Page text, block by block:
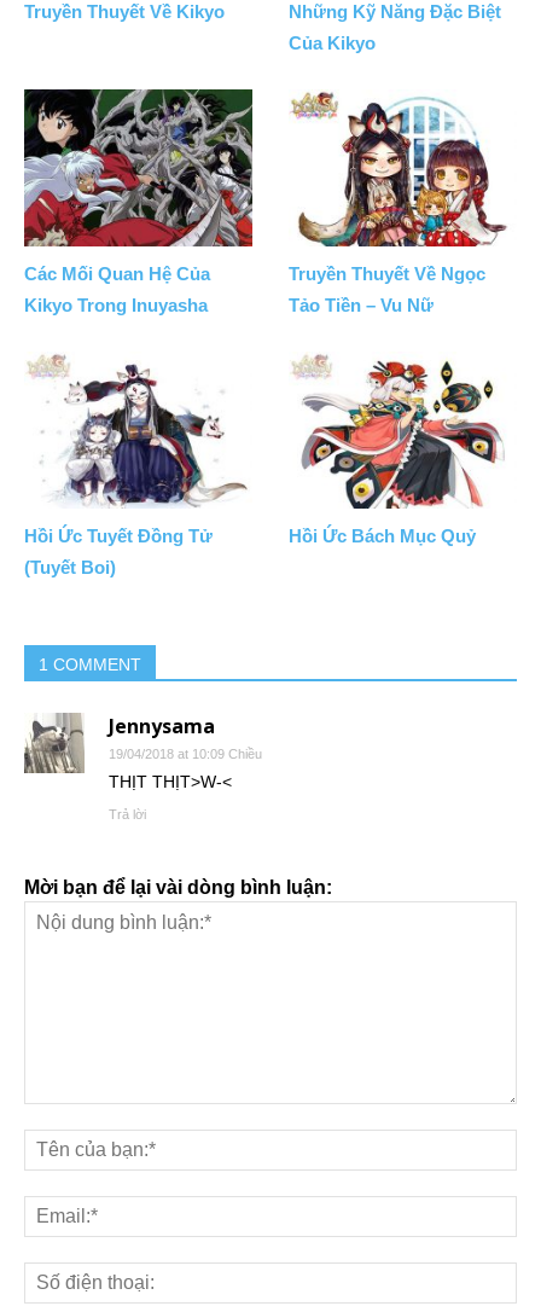
Truyền Thuyết Về Kikyo
Những Kỹ Năng Đặc Biệt
Của Kikyo
Các Mối Quan Hệ Của
Kikyo Trong Inuyasha
Truyền Thuyết Về Ngọc
Tảo Tiền – Vu Nữ
Hồi Ức Tuyết Đồng Tử
(Tuyết Boi)
Hồi Ức Bách Mục Quỷ
1 COMMENT
Jennysama
19/04/2018 at 10:09 Chiều
THỊT THỊT>W-<
Trả lời
Mời bạn để lại vài dòng bình luận: